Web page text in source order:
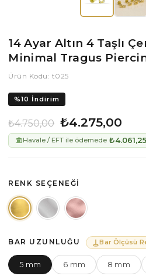
14 Ayar Altın 4 Taşlı
Minimal Tragus
Ürün Kodu: t025
%10 İndirim
₺4.750,00 ₺4.275,00
Havale / EFT ile ödemede ₺4.061,25
RENK SEÇENEĞI
BAR UZUNLUĞU Bar Ölçüsü
5 mm 6 mm 8 mm